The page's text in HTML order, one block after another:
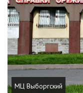
МЦ Выборгский